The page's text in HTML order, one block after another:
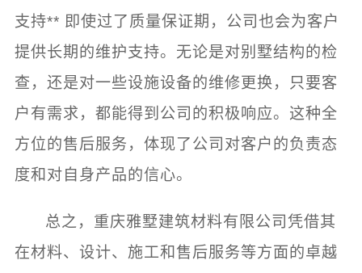
支持** 即使过了质量保证期，公司也会为客户
提供长期的维护支持。无论是对别墅结构的检
查，还是对一些设施设备的维修更换，只要客
户有需求，都能得到公司的积极响应。这种全
方位的售后服务，体现了公司对客户的负责态
度和对自身产品的信心。
总之，重庆雅墅建筑材料有限公司凭借其
在材料、设计、施工和售后服务等方面的卓越